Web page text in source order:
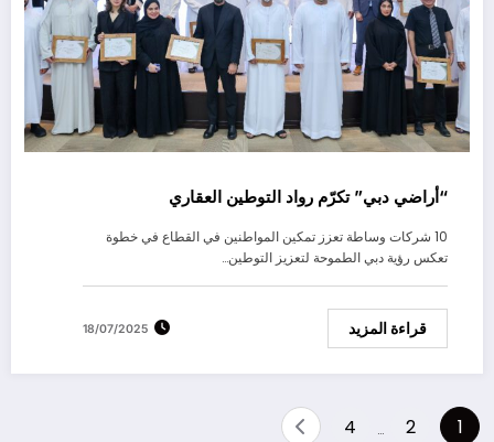
“أراضي دبي” تكرّم رواد التوطين العقاري
10 شركات وساطة تعزز تمكين المواطنين في القطاع في خطوة
تعكس رؤية دبي الطموحة لتعزيز التوطين…
قراءة المزيد 18/07/2025
Posts
1
2
4